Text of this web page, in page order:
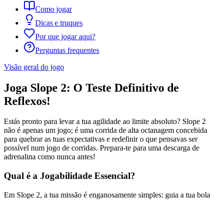
Como jogar
Dicas e truques
Por que jogar aqui?
Perguntas frequentes
Visão geral do jogo
Joga Slope 2: O Teste Definitivo de
Reflexos!
Estás pronto para levar a tua agilidade ao limite absoluto? Slope 2
não é apenas um jogo; é uma corrida de alta octanagem concebida
para quebrar as tuas expectativas e redefinir o que pensavas ser
possível num jogo de corridas. Prepara-te para uma descarga de
adrenalina como nunca antes!
Qual é a Jogabilidade Essencial?
Em Slope 2, a tua missão é enganosamente simples: guia a tua bola